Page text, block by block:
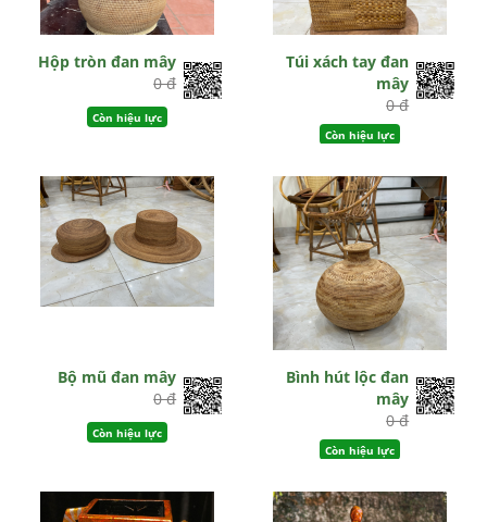
Hộp tròn đan mây
0 đ
Còn hiệu lực
Túi xách tay đan
mây
0 đ
Còn hiệu lực
Bộ mũ đan mây
0 đ
Còn hiệu lực
Bình hút lộc đan
mây
0 đ
Còn hiệu lực